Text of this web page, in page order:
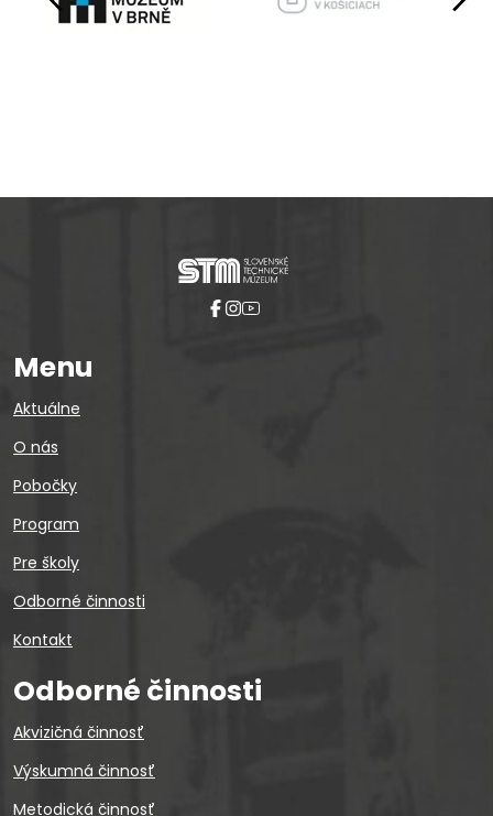
Menu
Aktuálne
O nás
Pobočky
Program
Pre školy
Odborné činnosti
Kontakt
Odborné činnosti
Akvizičná činnosť
Výskumná činnosť
Metodická činnosť